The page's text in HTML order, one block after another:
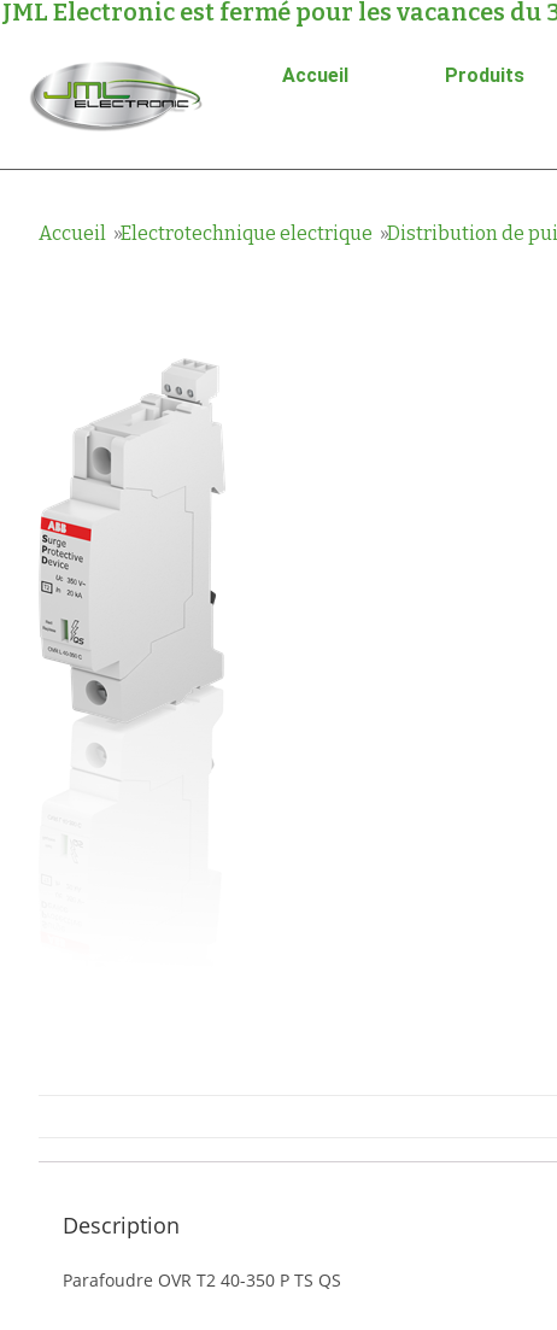
JML Electronic est fermé pour les vacances
Accueil Produits
Accueil Electrotechnique electrique Distribution de
Description
Parafoudre OVR T2 40-350 P TS QS